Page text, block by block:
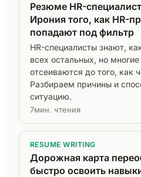
Резюме HR-
Ирония того, как HR-
попадают под фильтр
HR-специалисты знают,
всех остальных, но
отсеиваются до того, как
Разбираем причины и
ситуацию.
7мин. чтения
RESUME WRITING
Дорожная карта
быстро освоить